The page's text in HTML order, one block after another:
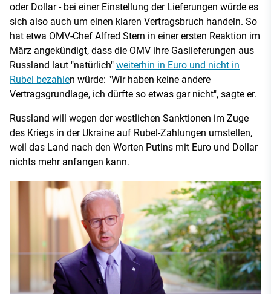
oder Dollar - bei einer Einstellung der Lieferungen würde es
sich also auch um einen klaren Vertragsbruch handeln. So
hat etwa OMV-Chef Alfred Stern in einer ersten Reaktion im
März angekündigt, dass die OMV ihre Gaslieferungen aus
Russland laut "natürlich" weiterhin in Euro und nicht in
Rubel bezahlen würde: "Wir haben keine andere
Vertragsgrundlage, ich dürfte so etwas gar nicht", sagte er.
Russland will wegen der westlichen Sanktionen im Zuge
des Kriegs in der Ukraine auf Rubel-Zahlungen umstellen,
weil das Land nach den Worten Putins mit Euro und Dollar
nichts mehr anfangen kann.